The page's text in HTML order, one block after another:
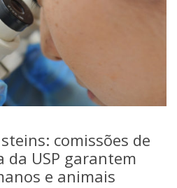
comissões de
da USP garantem
e animais